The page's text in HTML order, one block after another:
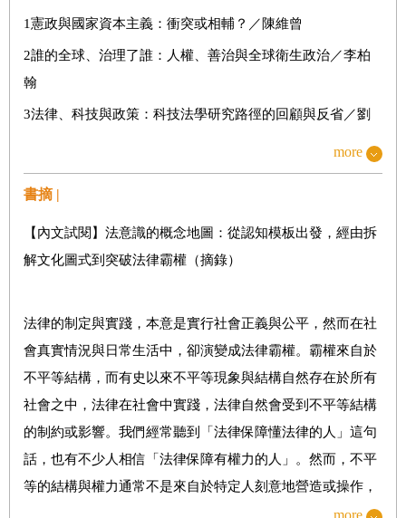
1憲政與國家資本主義：衝突或相輔？／陳維曾
2誰的全球、治理了誰：人權、善治與全球衛生政治／李柏
翰
3法律、科技與政策：科技法學研究路徑的回顧與反省／劉
第二單元 法律究竟是構成還是眩惑社會？
法律多元的場域共構與時空交織／王曉丹、莊士倫
5國家除魅？法律社會學中的國家／林佳和
第三單元 成為「法律人」
7律師與律師工作：國家、市場與全球化視角／許菁芳
8打造理想檢察官：從法律職業系統的角度觀看 ／簡士淳
9警察執法的法律社會學：以101大樓前的法輪功抗爭為例 ／
more
書摘 |
【內文試閱】 法意識的概念地圖：從認知模板出發，經由拆
解文化圖式到突破法律霸權（摘錄）
法律的制定與實踐，本意是實行社會正義與公平，然而在社
會真實情況與日常生活中，卻演變成法律霸權。霸權來自於
不平等結構，而有史以來不平等現象與結構自然存在於所有
社會之中，法律在社會中實踐，法律自然會受到不平等結構
的制約或影響。我們經常聽到「法律保障懂法律的人」這句
話，也有不少人相信「法律保障有權力的人」。然而，不平
等的結構與權力通常不是來自於特定人刻意地營造或操作，
而是來自於歷史與人性的自然形成，甚至往往是經由人們的
more